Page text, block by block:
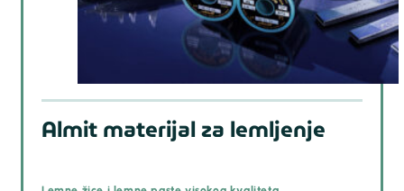
Almit materijal za lemljenje